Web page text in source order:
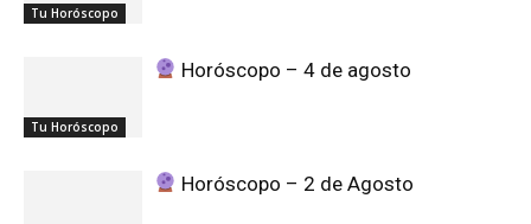
Tu Horóscopo
Tu Horóscopo
Horóscopo – 4 de agosto
Horóscopo – 2 de Agosto